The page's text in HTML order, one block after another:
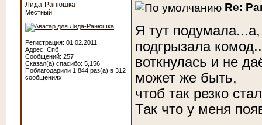
Лида-Ранюшка
Местный
Регистрация: 01.02.2011
Адрес: Спб
Сообщений: 257
Сказал(а) спасибо: 5,156
Поблагодарили 1,844 раз(а) в 312
сообщениях
Re:
Я тут
подгрызала
воткнулась и не
может же быть,
чтоб так резко
Так что у меня